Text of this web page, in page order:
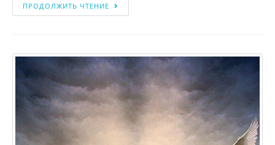
ПРОДОЛЖИТЬ ЧТЕНИЕ